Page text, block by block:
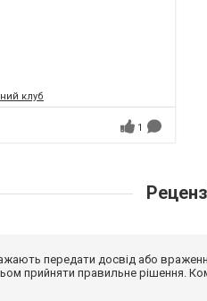
клуб
1
передати досвід або
прийняти правильне рішення.